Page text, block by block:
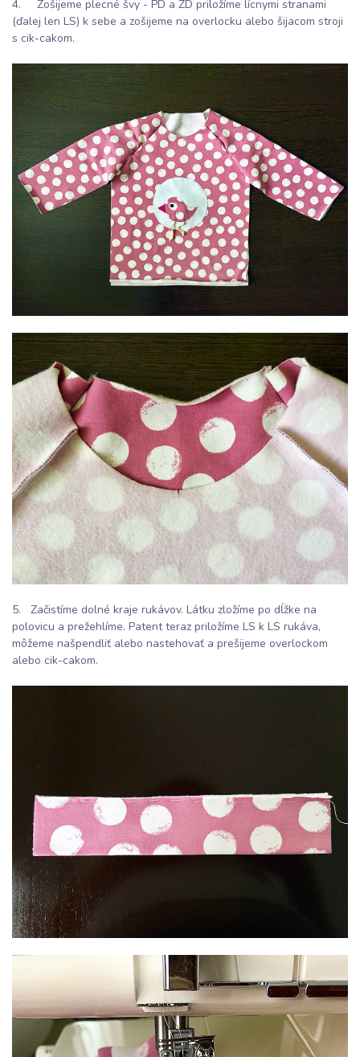
4. Zošijeme plecné švy - PD a ZD priložíme lícnymi stranami
(ďalej len LS) k sebe a zošijeme na overlocku alebo šijacom stroji
s cik-cakom.
5. Začistíme dolné kraje rukávov. Látku zložíme po dĺžke na
polovicu a prežehlíme. Patent teraz priložíme LS k LS rukáva,
môžeme našpendliť alebo nastehovať a prešijeme overlockom
alebo cik-cakom.